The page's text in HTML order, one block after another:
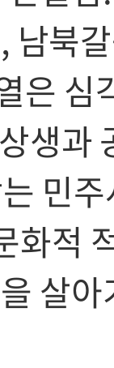
남북
은 심
생과
민
화적
살